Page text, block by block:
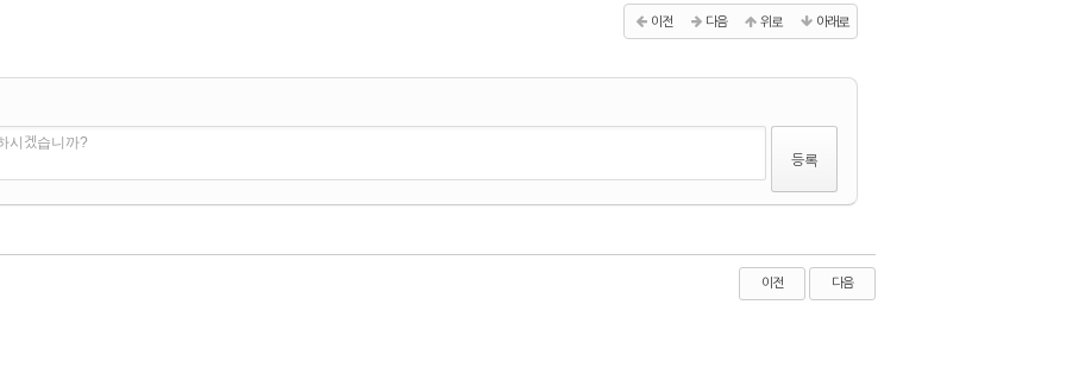
이전 다음 위로 아래로
시겠습니까?
이전 다음